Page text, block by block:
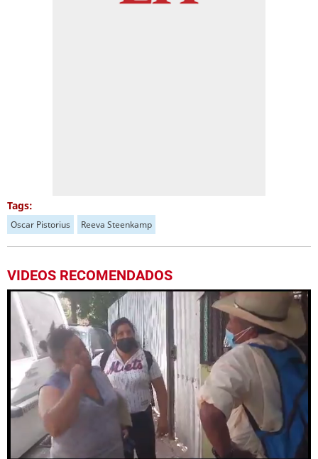
Tags:
Oscar Pistorius Reeva Steenkamp
VIDEOS RECOMENDADOS